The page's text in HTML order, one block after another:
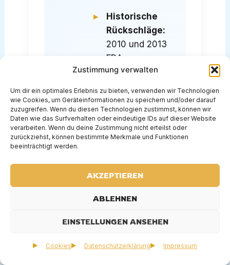
Zustimmung verwalten
Um dir ein optimales Erlebnis zu bieten, verwenden wir Technologien
wie Cookies, um Geräteinformationen zu speichern und/oder darauf
zuzugreifen. Wenn du diesen Technologien zustimmst, können wir
Daten wie das Surfverhalten oder eindeutige IDs auf dieser Website
verarbeiten. Wenn du deine Zustimmung nicht erteilst oder
zurückziehst, können bestimmte Merkmale und Funktionen
beeinträchtigt werden.
AKZEPTIEREN
ABLEHNEN
EINSTELLUNGEN ANSEHEN
Cookies Datenschutzerklärung Impressum
Historische
Rückschläge:
2010 und 2013
FDA-
Ablehnungen
Aktie war bei
0,20$ (2020):
Fast-Pleite-
Situation
Management
2020:
FDA-